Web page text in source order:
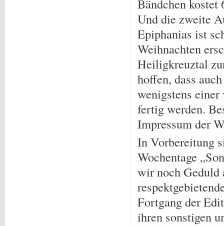
Bändchen kostet
Und die zweite
Epiphanias ist
Weihnachten
Heiligkreuztal
hoffen, dass
wenigstens
fertig werden.
Impressum der
In Vorbereitung
Wochentage
wir noch Geduld
Fortgang der
ihren sonstigen